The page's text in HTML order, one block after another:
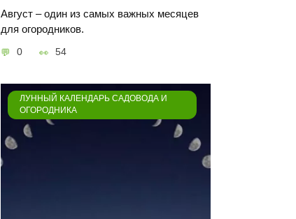
Август – один из самых важных месяцев
для огородников.
0 54
ЛУННЫЙ КАЛЕНДАРЬ САДОВОДА И
ОГОРОДНИКА